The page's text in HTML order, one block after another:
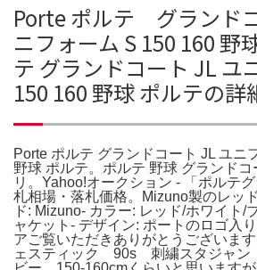
Porte ポルテ グランド
ニフォーム S 150 160 野
テ グランドコート JL ユ
150 160 野球 ポルテの詳
Porte ポルテ グランドコート JL ユニ
野球 ポルテ。ポルテ 野球 グランドコ
リ。Yahoo!オークション - 「ポルテ
札相場・落札価格。Mizuno製のレッ
ド: Mizuno- カラー: レッド/ホワイト/
ャケット- デザイン: ポートのロゴ入
アご覧いただきありがとうございま
ェスティック 90s 刺繍スタジャ